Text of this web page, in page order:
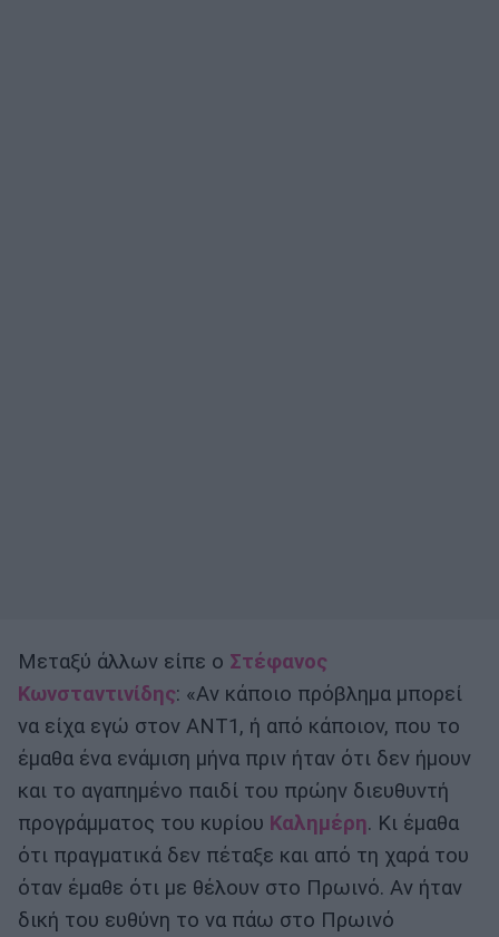
Μεταξύ άλλων είπε ο Στέφανος
Κωνσταντινίδης: «Αν κάποιο πρόβλημα μπορεί
να είχα εγώ στον ΑΝΤ1, ή από κάποιον, που το
έμαθα ένα ενάμιση μήνα πριν ήταν ότι δεν ήμουν
και το αγαπημένο παιδί του πρώην διευθυντή
προγράμματος του κυρίου Καλημέρη. Κι έμαθα
ότι πραγματικά δεν πέταξε και από τη χαρά του
όταν έμαθε ότι με θέλουν στο Πρωινό. Αν ήταν
δική του ευθύνη το να πάω στο Πρωινό